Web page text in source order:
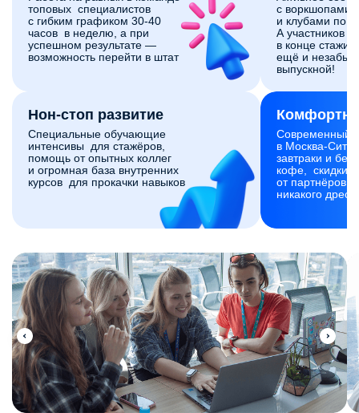
топовых специалистов
с гибким графиком 30-40
часов в неделю, а при
успешном результате —
возможность перейти в штат
Нон-стоп развитие
Специальные обучающие
интенсивы для стажёров,
помощь от опытных коллег
и огромная база внутренних
курсов для прокачки навыков
с
и клубами по
А участников
в конце
ещё и
выпускной!
Современный
в Москва-Сити,
завтраки и
кофе, скидки
от партнёров.
никакого